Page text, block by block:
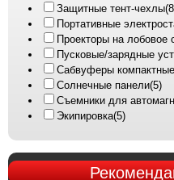
Защитные тент-чехлы
Портативные
Проекторы на лобовое
Пусковые/зарядные
Сабвуферы компактные
Солнечные панели(5)
Съемники для
Экипировка(5)